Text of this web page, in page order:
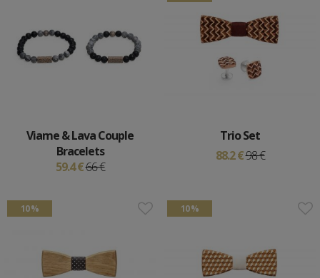
Viame & Lava Couple
Bracelets
59.4 €66 €
Trio Set
88.2 €98 €
10 % 10 %